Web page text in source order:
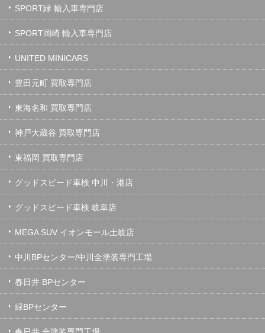
SPORT緑 輸入車専門店
SPORT岡崎 輸入車専門店
UNITED MINICARS
豊田元町 買取専門店
東海名和 買取専門店
神戸大蔵谷 買取専門店
東福岡 買取専門店
グッドスピード車検 中川・港店
グッドスピード車検 岐阜店
MEGA SUV イオンモール土岐店
中川BPセンター/中川全塗装専門工場
春日井 BPセンター
緑BPセンター